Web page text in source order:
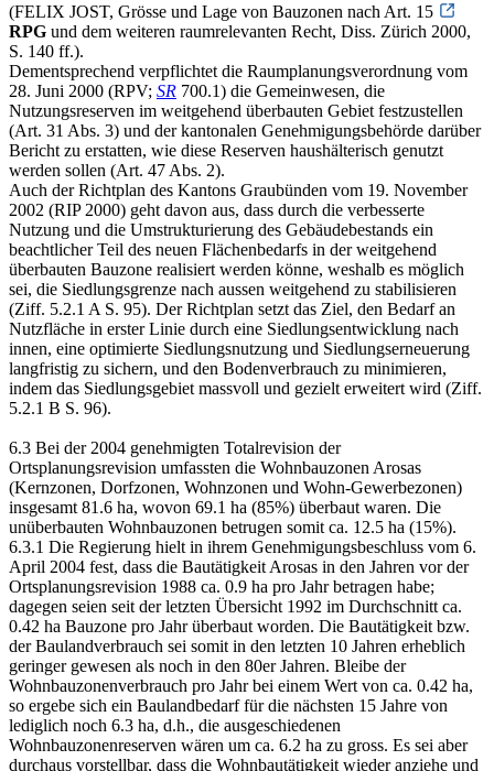
(FELIX JOST, Grösse und Lage von Bauzonen nach Art. 15
RPG und dem weiteren raumrelevanten Recht, Diss. Zürich 2000,
S. 140 ff.).
Dementsprechend verpflichtet die Raumplanungsverordnung vom
28. Juni 2000 (RPV; SR 700.1) die Gemeinwesen, die
Nutzungsreserven im weitgehend überbauten Gebiet festzustellen
(Art. 31 Abs. 3) und der kantonalen Genehmigungsbehörde darüber
Bericht zu erstatten, wie diese Reserven haushälterisch genutzt
werden sollen (Art. 47 Abs. 2).
Auch der Richtplan des Kantons Graubünden vom 19. November
2002 (RIP 2000) geht davon aus, dass durch die verbesserte
Nutzung und die Umstrukturierung des Gebäudebestands ein
beachtlicher Teil des neuen Flächenbedarfs in der weitgehend
überbauten Bauzone realisiert werden könne, weshalb es möglich
sei, die Siedlungsgrenze nach aussen weitgehend zu stabilisieren
(Ziff. 5.2.1 A S. 95). Der Richtplan setzt das Ziel, den Bedarf an
Nutzfläche in erster Linie durch eine Siedlungsentwicklung nach
innen, eine optimierte Siedlungsnutzung und Siedlungserneuerung
langfristig zu sichern, und den Bodenverbrauch zu minimieren,
indem das Siedlungsgebiet massvoll und gezielt erweitert wird (Ziff.
5.2.1 B S. 96).
6.3 Bei der 2004 genehmigten Totalrevision der
Ortsplanungsrevision umfassten die Wohnbauzonen Arosas
(Kernzonen, Dorfzonen, Wohnzonen und Wohn-Gewerbezonen)
insgesamt 81.6 ha, wovon 69.1 ha (85%) überbaut waren. Die
unüberbauten Wohnbauzonen betrugen somit ca. 12.5 ha (15%).
6.3.1 Die Regierung hielt in ihrem Genehmigungsbeschluss vom 6.
April 2004 fest, dass die Bautätigkeit Arosas in den Jahren vor der
Ortsplanungsrevision 1988 ca. 0.9 ha pro Jahr betragen habe;
dagegen seien seit der letzten Übersicht 1992 im Durchschnitt ca.
0.42 ha Bauzone pro Jahr überbaut worden. Die Bautätigkeit bzw.
der Baulandverbrauch sei somit in den letzten 10 Jahren erheblich
geringer gewesen als noch in den 80er Jahren. Bleibe der
Wohnbauzonenverbrauch pro Jahr bei einem Wert von ca. 0.42 ha,
so ergebe sich ein Baulandbedarf für die nächsten 15 Jahre von
lediglich noch 6.3 ha, d.h., die ausgeschiedenen
Wohnbauzonenreserven wären um ca. 6.2 ha zu gross. Es sei aber
durchaus vorstellbar, dass die Wohnbautätigkeit wieder anziehe und